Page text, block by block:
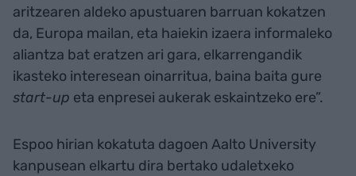
aritzearen aldeko apustuaren barruan kokatzen
da, Europa mailan, eta haiekin izaera informaleko
aliantza bat eratzen ari gara, elkarrengandik
ikasteko interesean oinarritua, baina baita gure
start-up eta enpresei aukerak eskaintzeko ere”.
Espoo hirian kokatuta dagoen Aalto University
kanpusean elkartu dira bertako udaletxeko